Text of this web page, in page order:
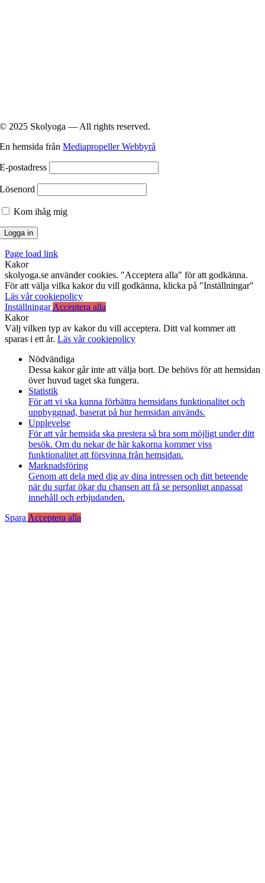
© 2025 Skolyoga — All rights reserved.
En hemsida frånMediapropeller Webbyrå
E-postadress
Lösenord
Kom ihåg mig
Page load link
Kakor
skolyoga.se använder cookies. "Acceptera alla" för att godkänna.
För att välja vilka kakor du vill godkänna, klicka på "Inställningar"
Läs vår cookiepolicy
InställningarAcceptera alla
Kakor
Välj vilken typ av kakor du vill acceptera. Ditt val kommer att
sparas i ett år. Läs vår cookiepolicy
Nödvändiga
Dessa kakor går inte att välja bort. De behövs för att hemsidan
över huvud taget ska fungera.
Statistik
För att vi ska kunna förbättra hemsidans funktionalitet och
uppbyggnad, baserat på hur hemsidan används.
Upplevelse
För att vår hemsida ska prestera så bra som möjligt under ditt
besök. Om du nekar de här kakorna kommer viss
funktionalitet att försvinna från hemsidan.
Marknadsföring
Genom att dela med dig av dina intressen och ditt beteende
när du surfar ökar du chansen att få se personligt anpassat
innehåll och erbjudanden.
Spara Acceptera alla